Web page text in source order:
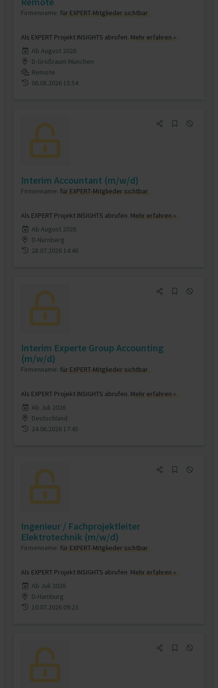
Firmenname: für EXPERT-Mitglieder sichtbar
Als EXPERT Projekt INSIGHTS abrufen. Mehr erfahren »
Ab August 2026
D-Großraum München
Remote
06.08.2026 15:54
Interim Accountant (m/w/d)
Firmenname: für EXPERT-Mitglieder sichtbar
Als EXPERT Projekt INSIGHTS abrufen. Mehr erfahren »
Ab August 2026
D-Nürnberg
28.07.2026 14:46
Interim Experte Group Accounting
(m/w/d)
Firmenname: für EXPERT-Mitglieder sichtbar
Als EXPERT Projekt INSIGHTS abrufen. Mehr erfahren »
Ab Juli 2026
Deutschland
24.06.2026 17:45
Ingenieur / Fachprojektleiter
Elektrotechnik (m/w/d)
Firmenname: für EXPERT-Mitglieder sichtbar
Als EXPERT Projekt INSIGHTS abrufen. Mehr erfahren »
Ab Juli 2026
D-Hamburg
10.07.2026 09:23